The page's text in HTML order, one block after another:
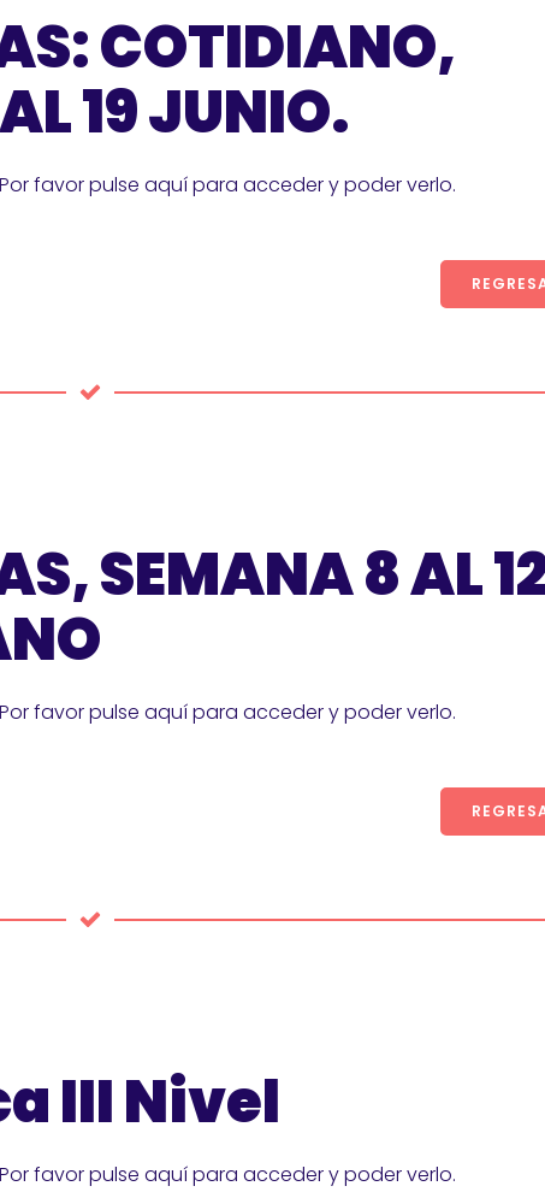
COTIDIANO,
19 JUNIO.
favor pulse aquí para acceder y poder verlo.
SEMANA 8 AL
favor pulse aquí para acceder y poder verlo.
III Nivel
favor pulse aquí para acceder y poder verlo.